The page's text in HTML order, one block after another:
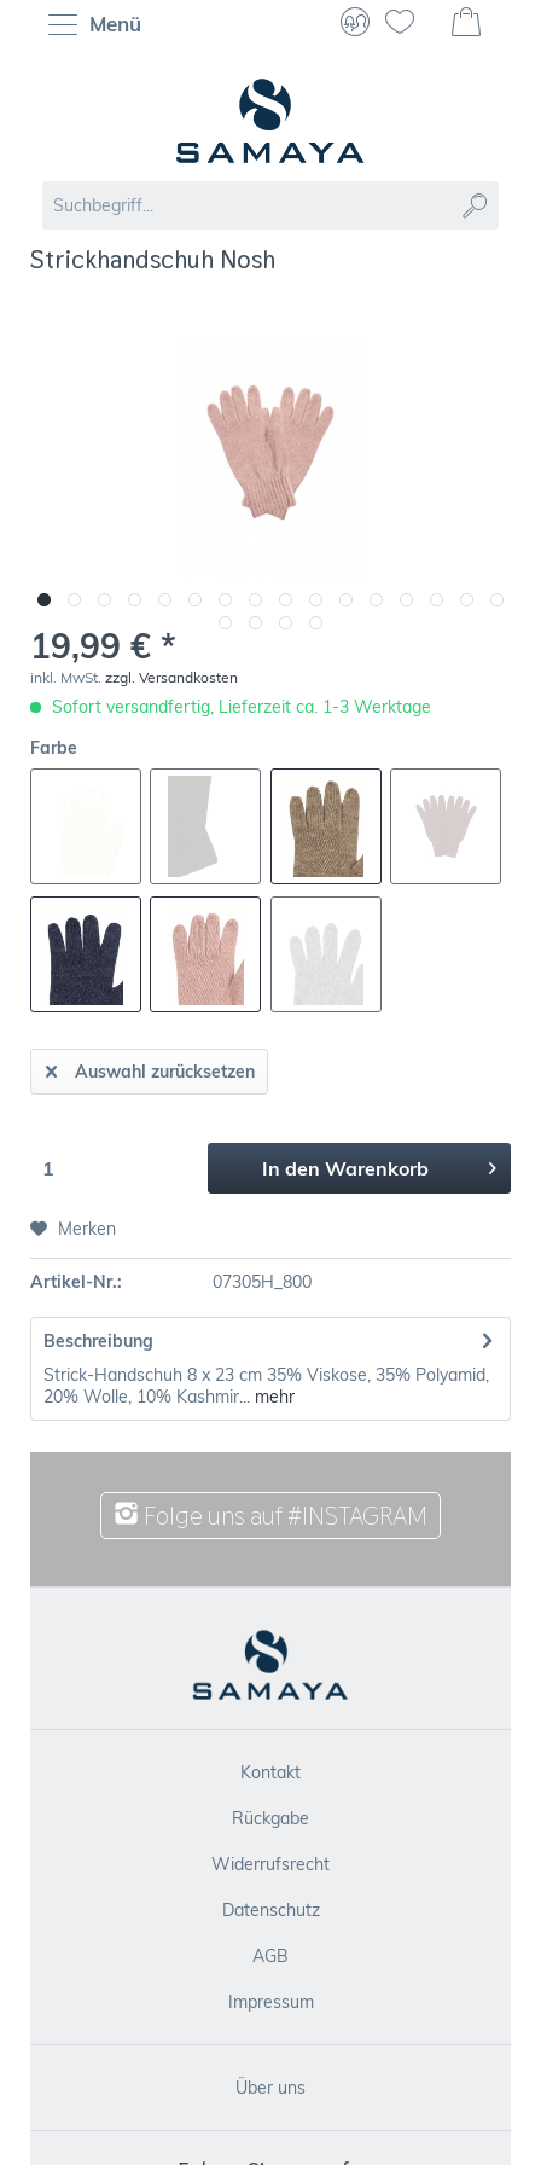
Menü
Strickhandschuh Nosh
19,99 € *
inkl. MwSt. zzgl. Versandkosten
Sofort versandfertig, Lieferzeit ca. 1-3 Werktage
Farbe
Auswahl zurücksetzen
In den Warenkorb
Merken
Artikel-Nr.: 07305H_800
Beschreibung
Strick-Handschuh 8 x 23 cm 35% Viskose, 35% Polyamid,
20% Wolle, 10% Kashmir... mehr
Folge uns auf #INSTAGRAM
Kontakt
Rückgabe
Widerrufsrecht
Datenschutz
AGB
Impressum
Über uns